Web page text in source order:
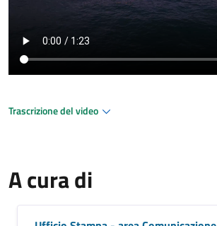
Trascrizione del video
A cura di